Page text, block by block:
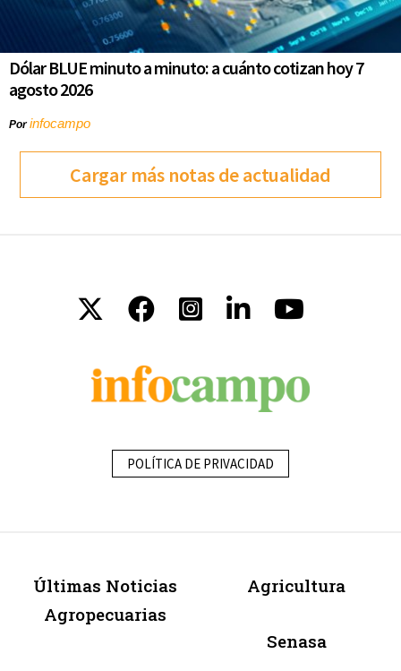
Dólar BLUE minuto a minuto: a cuánto cotizan hoy 7
agosto 2026
Porinfocampo
Cargar más notas de actualidad
POLÍTICA DE PRIVACIDAD
Últimas Noticias
Agropecuarias
Agricultura
Senasa